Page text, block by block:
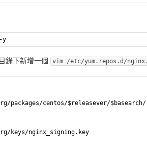
y
錄下新增一個 vim /etc/yum.repos.d/
packages/centos/$releasever/$basearch/
keys/nginx_signing.key